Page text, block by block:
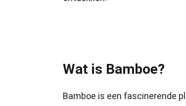
Wat is Bamboe?
Bamboe is een fascinerende